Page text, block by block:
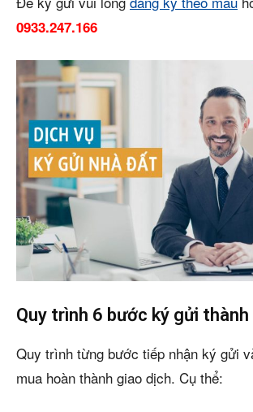
0933.247.166
Quy trình 6 bước ký gửi
Quy trình từng bước tiếp nhận ký gửi
mua hoàn thành giao dịch. Cụ thể: